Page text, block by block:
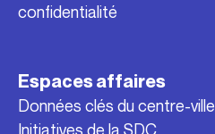
confidentialité
Espaces affaires
Données clés du centre-ville